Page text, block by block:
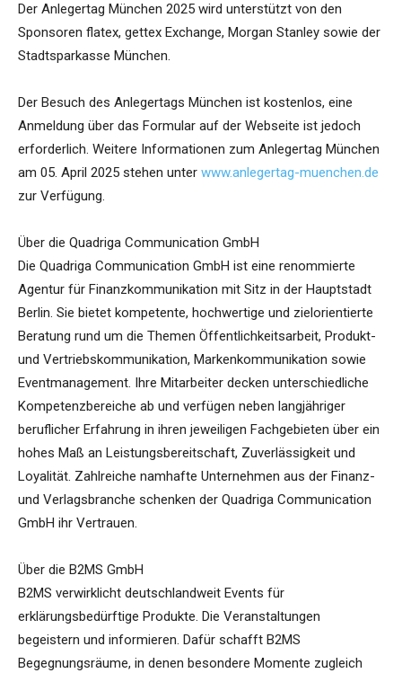
Der Anlegertag München 2025 wird unterstützt von den
Sponsoren flatex, gettex Exchange, Morgan Stanley sowie der
Stadtsparkasse München.
Der Besuch des Anlegertags München ist kostenlos, eine
Anmeldung über das Formular auf der Webseite ist jedoch
erforderlich. Weitere Informationen zum Anlegertag München
am 05. April 2025 stehen unter www.anlegertag-muenchen.de
zur Verfügung.
Über die Quadriga Communication GmbH
Die Quadriga Communication GmbH ist eine renommierte
Agentur für Finanzkommunikation mit Sitz in der Hauptstadt
Berlin. Sie bietet kompetente, hochwertige und zielorientierte
Beratung rund um die Themen Öffentlichkeitsarbeit, Produkt-
und Vertriebskommunikation, Markenkommunikation sowie
Eventmanagement. Ihre Mitarbeiter decken unterschiedliche
Kompetenzbereiche ab und verfügen neben langjähriger
beruflicher Erfahrung in ihren jeweiligen Fachgebieten über ein
hohes Maß an Leistungsbereitschaft, Zuverlässigkeit und
Loyalität. Zahlreiche namhafte Unternehmen aus der Finanz-
und Verlagsbranche schenken der Quadriga Communication
GmbH ihr Vertrauen.
Über die B2MS GmbH
B2MS verwirklicht deutschlandweit Events für
erklärungsbedürftige Produkte. Die Veranstaltungen
begeistern und informieren. Dafür schafft B2MS
Begegnungsräume, in denen besondere Momente zugleich